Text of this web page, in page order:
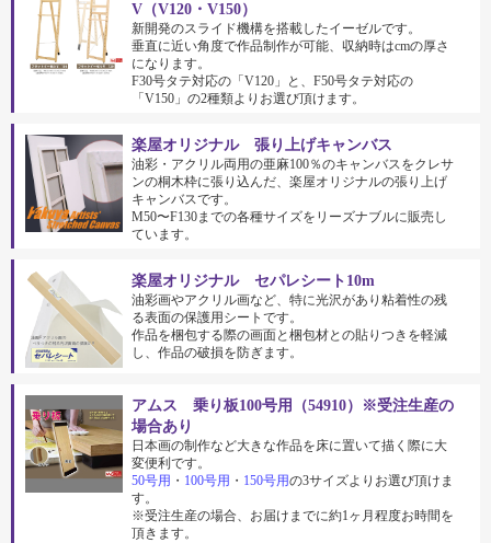
V（V120・V150）
新開発のスライド機構を搭載したイーゼルです。
垂直に近い角度で作品制作が可能、収納時はcmの厚さ
になります。
F30号タテ対応の「V120」と、F50号タテ対応の
「V150」の2種類よりお選び頂けます。
楽屋オリジナル 張り上げキャンバス
油彩・アクリル両用の亜麻100％のキャンバスをクレサ
ンの桐木枠に張り込んだ、楽屋オリジナルの張り上げ
キャンバスです。
M50〜F130までの各種サイズをリーズナブルに販売し
ています。
楽屋オリジナル セパレシート10m
油彩画やアクリル画など、特に光沢があり粘着性の残
る表面の保護用シートです。
作品を梱包する際の画面と梱包材との貼りつきを軽減
し、作品の破損を防ぎます。
アムス 乗り板100号用（54910）※受注生産の
場合あり
日本画の制作など大きな作品を床に置いて描く際に大
変便利です。
50号用 ・ 100号用 ・ 150号用の3サイズよりお選び頂けま
す。
※受注生産の場合、お届けまでに約1ヶ月程度お時間を
頂きます。